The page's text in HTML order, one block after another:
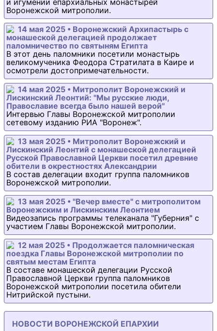
и игумении епархиальных монастырей
Воронежской митрополии.
14 мая 2025 • Воронежский Архипастырь с
монашеской делегацией продолжает
паломничество по святыням Египта
В этот день паломники посетили монастырь
великомученика Феодора Стратилата в Каире и
осмотрели достопримечательности.
14 мая 2025 • Митрополит Воронежский и
Лискинский Леонтий: "Мы русские люди,
Православие всегда было нашей верой"
Интервью Главы Воронежской митрополии
сетевому изданию РИА "Воронеж".
13 мая 2025 • Митрополит Воронежский и
Лискинский Леонтий с монашеской делегацией
Русской Православной Церкви посетил древние
обители в окрестностях Александрии
В состав делегации входит группа паломников
Воронежской митрополии.
13 мая 2025 • "Вечер вместе" с митрополитом
Воронежским и Лискинским Леонтием
Видеозапись программы телеканала "Губерния" с
участием Главы Воронежской митрополии.
12 мая 2025 • Продолжается паломническая
поездка Главы Воронежской митрополии по
святым местам Египта
В составе монашеской делегации Русской
Православной Церкви группа паломников
Воронежской митрополии посетила обители
Нитрийской пустыни.
НОВОСТИ ВОРОНЕЖСКОЙ ЕПАРХИИ